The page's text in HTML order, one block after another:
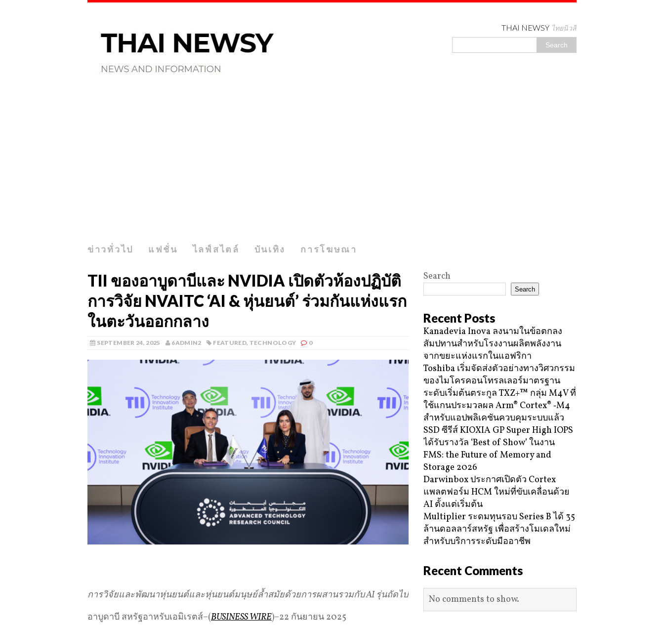
THAI NEWSY ไทยนิวสี่
ข่าวทั่วไป แฟชั่น ไลฟ์สไตล์ บันเทิง การโฆษณา
TII ของอาบูดาบีและ NVIDIA เปิดตัวห้องปฏิบัติ
การวิจัย NVAITC ‘AI & หุ่นยนต์’ ร่วมกันแห่งแรก
ในตะวันออกกลาง
SEPTEMBER 24, 2025 6ADMIN2 FEATURED, TECHNOLOGY 0
การวิจัยและพัฒนาหุ่นยนต์และหุ่นยนต์มนุษย์ล้ำสมัยด้วยการผสานรวมกับAI รุ่นถัดไป
อาบูดาบี สหรัฐอาหรับเอมิเรตส์–(BUSINESS WIRE)–22 กันยายน 2025
Search
Search
Recent Posts
Kanadevia Inova ลงนามในข้อตกลง
สัมปทานสำหรับโรงงานผลิตพลังงาน
จากขยะแห่งแรกในแอฟริกา
Toshiba เริ่มจัดส่งตัวอย่างทางวิศวกรรม
ของไมโครคอนโทรลเลอร์มาตรฐาน
ระดับเริ่มต้นตระกูล TXZ+™ กลุ่ม M4V ที่
ใช้แกนประมวลผล Arm® Cortex® ‑M4
สำหรับแอปพลิเคชันควบคุมระบบแล้ว
SSD ซีรีส์ KIOXIA GP Super High IOPS
ได้รับรางวัล ‘Best of Show’ ในงาน
FMS: the Future of Memory and
Storage 2026
Darwinbox ประกาศเปิดตัว Cortex
แพลตฟอร์ม HCM ใหม่ที่ขับเคลื่อนด้วย
AI ตั้งแต่เริ่มต้น
Multiplier ระดมทุนรอบ Series B ได้ 35
ล้านดอลลาร์สหรัฐ เพื่อสร้างโมเดลใหม่
สำหรับบริการระดับมืออาชีพ
Recent Comments
No comments to show.